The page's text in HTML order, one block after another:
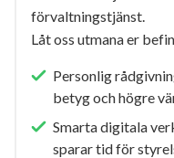
förvaltningstjänst.
Låt oss utmana er
Personlig
betyg och högre
Smarta digitala
sparar tid för